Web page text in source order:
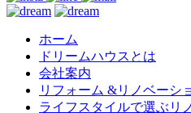
ホーム
ドリームハウスとは
会社案内
リフォーム &リノベーシ
ライフスタイルで選ぶリ